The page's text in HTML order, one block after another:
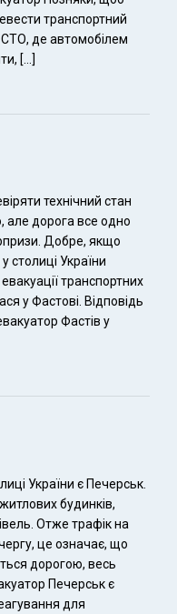
транспортний
СТО, де автомобілем
[…]
технічний стан
але дорога все одно
Добре, якщо
столиці України
транспортних
у Фастові. Відповідь
Фастів у
України є Печерськ.
будинків,
Отже трафік на
це означає, що
дорогою, весь
Печерськ є
для